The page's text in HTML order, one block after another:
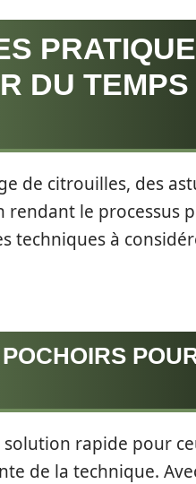
DU
de citrouilles, des
le processus
techniques à
rapide pour
de la technique.